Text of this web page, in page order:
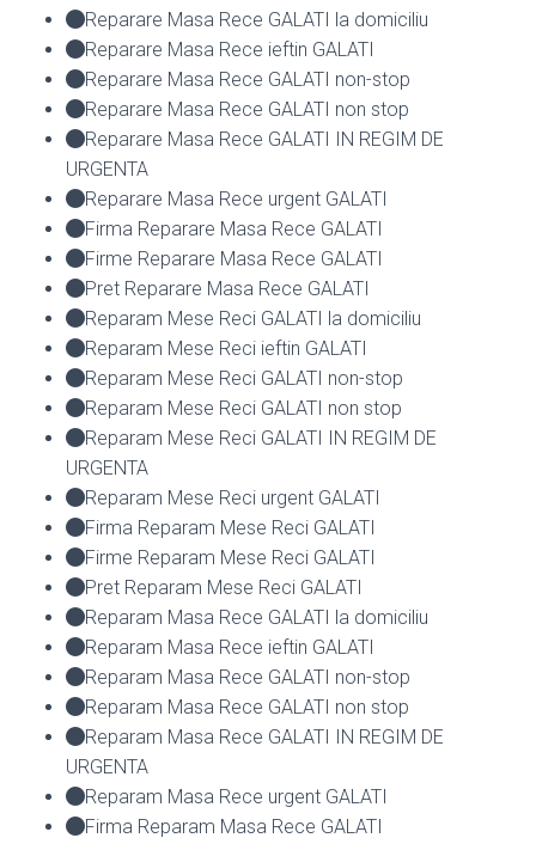
Reparare Masa Rece GALATI la domiciliu
Reparare Masa Rece ieftin GALATI
Reparare Masa Rece GALATI non-stop
Reparare Masa Rece GALATI non stop
Reparare Masa Rece GALATI IN REGIM DE
URGENTA
Reparare Masa Rece urgent GALATI
Firma Reparare Masa Rece GALATI
Firme Reparare Masa Rece GALATI
Pret Reparare Masa Rece GALATI
Reparam Mese Reci GALATI la domiciliu
Reparam Mese Reci ieftin GALATI
Reparam Mese Reci GALATI non-stop
Reparam Mese Reci GALATI non stop
Reparam Mese Reci GALATI IN REGIM DE
URGENTA
Reparam Mese Reci urgent GALATI
Firma Reparam Mese Reci GALATI
Firme Reparam Mese Reci GALATI
Pret Reparam Mese Reci GALATI
Reparam Masa Rece GALATI la domiciliu
Reparam Masa Rece ieftin GALATI
Reparam Masa Rece GALATI non-stop
Reparam Masa Rece GALATI non stop
Reparam Masa Rece GALATI IN REGIM DE
URGENTA
Reparam Masa Rece urgent GALATI
Firma Reparam Masa Rece GALATI